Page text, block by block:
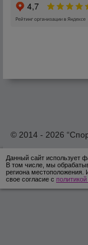
© 2014 - 2026
Данный сайт использует
В том числе, мы
региона местоположения.
свое согласие с